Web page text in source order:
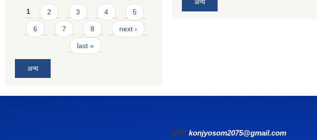
Pages
1 2 3 4 5
6 7 8 next ›
last »
अन्य
अन्य
इमेल: konjyosom2075@gmail.com